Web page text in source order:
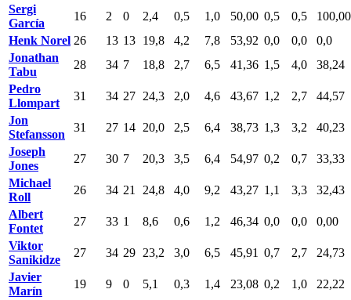
Sergi
García
16 2 0 2,4 0,5 1,0 50,00 0,5 0,5
100,00
Henk Norel 26 13 13 19,8 4,2 7,8 53,92 0,0 0,0
0,0
Jonathan
Tabu
28 34 7 18,8 2,7 6,5 41,36 1,5 4,0
38,24
Pedro
Llompart
31 34 27 24,3 2,0 4,6 43,67 1,2 2,7
44,57
Jon
Stefansson
31 27 14 20,0 2,5 6,4 38,73 1,3 3,2
40,23
Joseph
Jones
27 30 7 20,3 3,5 6,4 54,97 0,2 0,7
33,33
Michael
Roll
26 34 21 24,8 4,0 9,2 43,27 1,1 3,3
32,43
Albert
Fontet
27 33 1 8,6 0,6 1,2 46,34 0,0 0,0
0,00
Viktor
Sanikidze
27 34 29 23,2 3,0 6,5 45,91 0,7 2,7
24,73
Javier
Marín
19 9 0 5,1 0,3 1,4 23,08 0,2 1,0
22,22